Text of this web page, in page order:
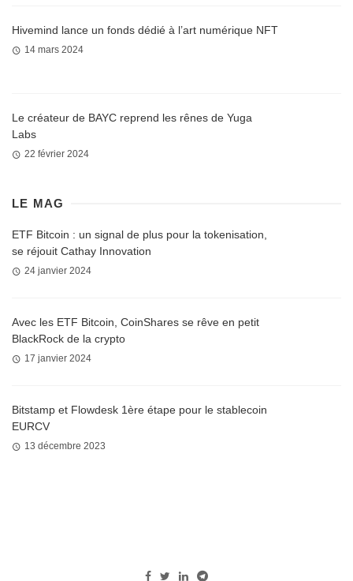
Hivemind lance un fonds dédié à l’art numérique NFT
14 mars 2024
Le créateur de BAYC reprend les rênes de Yuga
Labs
22 février 2024
LE MAG
ETF Bitcoin : un signal de plus pour la tokenisation,
se réjouit Cathay Innovation
24 janvier 2024
Avec les ETF Bitcoin, CoinShares se rêve en petit
BlackRock de la crypto
17 janvier 2024
Bitstamp et Flowdesk 1ère étape pour le stablecoin
EURCV
13 décembre 2023